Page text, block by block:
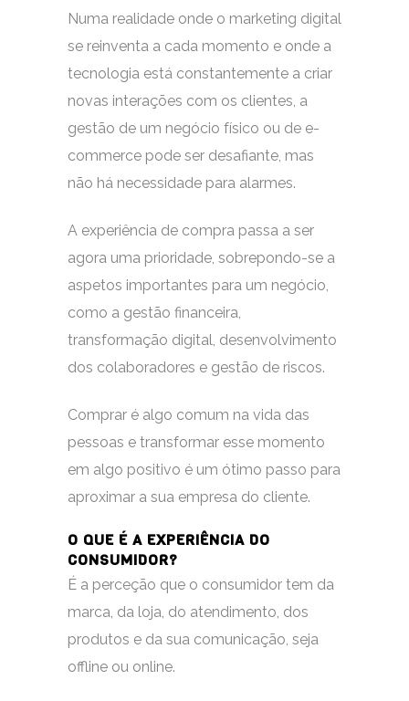
Numa realidade onde o marketing digital
se reinventa a cada momento e onde a
tecnologia está constantemente a criar
novas interações com os clientes, a
gestão de um negócio físico ou de e-
commerce pode ser desafiante, mas
não há necessidade para alarmes.
A experiência de compra passa a ser
agora uma prioridade, sobrepondo-se a
aspetos importantes para um negócio,
como a gestão financeira,
transformação digital, desenvolvimento
dos colaboradores e gestão de riscos.
Comprar é algo comum na vida das
pessoas e transformar esse momento
em algo positivo é um ótimo passo para
aproximar a sua empresa do cliente.
O QUE É A EXPERIÊNCIA DO
CONSUMIDOR?
É a perceção que o consumidor tem da
marca, da loja, do atendimento, dos
produtos e da sua comunicação, seja
offline ou online.